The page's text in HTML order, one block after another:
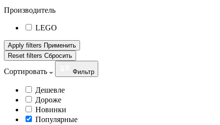
Производитель
LEGO
Apply filters Применить
Reset filters Сбросить
Сортировать Фильтр
Дешевле
Дороже
Новинки
Популярные